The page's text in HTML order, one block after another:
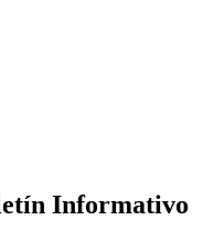
Informativo